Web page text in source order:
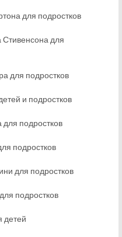
для подростков
для
для подростков
и подростков
для подростков
подростков
для подростков
подростков
детей